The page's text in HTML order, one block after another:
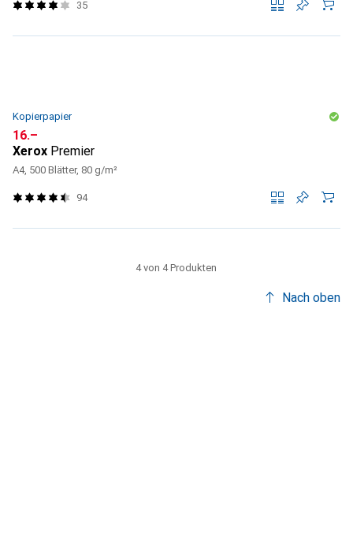
35
Kopierpapier
CHF
16.–
Xerox Premier
A4, 500 Blätter, 80 g/m²
94
4 von 4 Produkten
Nach oben